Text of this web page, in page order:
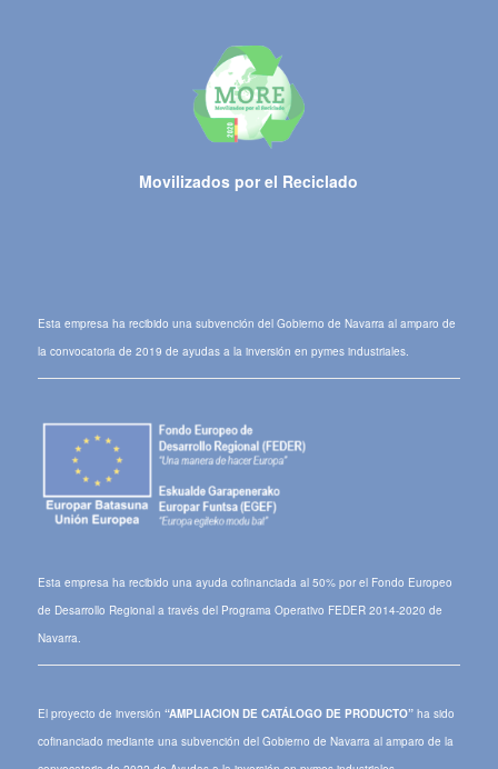
Movilizados por el Reciclado
Esta empresa ha recibido una subvención del Gobierno de Navarra al amparo de
la convocatoria de 2019 de ayudas a la inversión en pymes industriales.
Esta empresa ha recibido una ayuda cofinanciada al 50% por el Fondo Europeo
de Desarrollo Regional a través del Programa Operativo FEDER 2014-2020 de
Navarra.
El proyecto de inversión “AMPLIACION DE CATÁLOGO DE PRODUCTO”ha sido
cofinanciado mediante una subvención del Gobierno de Navarra al amparo de la